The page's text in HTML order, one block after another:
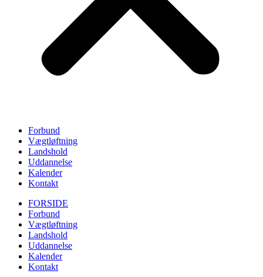
Forbund
Vægtløftning
Landshold
Uddannelse
Kalender
Kontakt
FORSIDE
Forbund
Vægtløftning
Landshold
Uddannelse
Kalender
Kontakt